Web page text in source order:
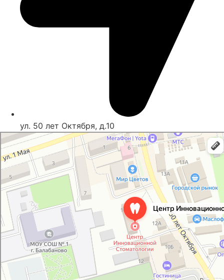
ул. 50 лет Октября, д.10
Центр Инновационной Стоматологии
Стоматологическая клиника в Балабаново